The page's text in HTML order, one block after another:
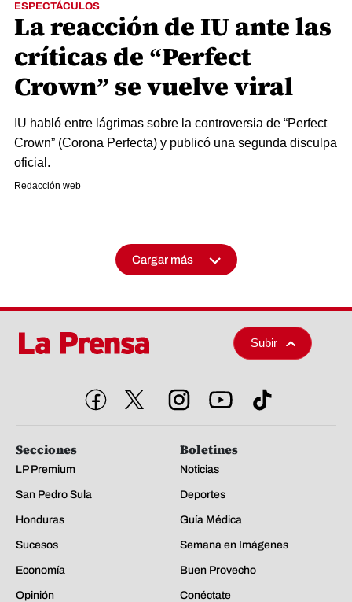
ESPECTÁCULOS
La reacción de IU ante las
críticas de “Perfect
Crown” se vuelve viral
IU habló entre lágrimas sobre la controversia de “Perfect
Crown” (Corona Perfecta) y publicó una segunda disculpa
oficial.
Redacción web
Cargar más
Subir
Secciones
LP Premium
San Pedro Sula
Honduras
Sucesos
Economía
Opinión
Boletines
Noticias
Deportes
Guía Médica
Semana en Imágenes
Buen Provecho
Conéctate